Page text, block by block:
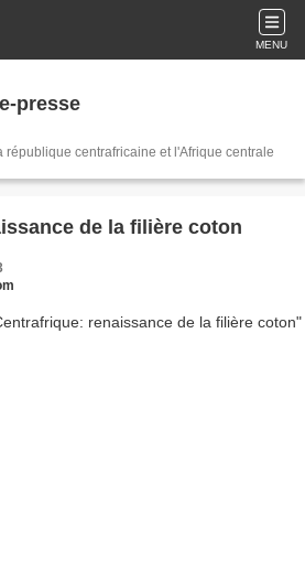
MENU
presse
centrafricaine et l'Afrique centrale
de la filière coton